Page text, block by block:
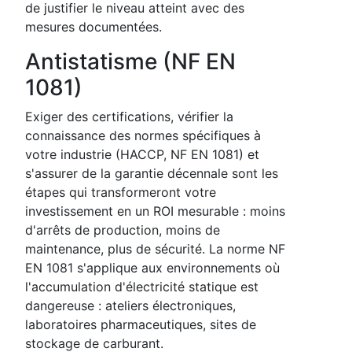
de justifier le niveau atteint avec des
mesures documentées.
Antistatisme (NF EN
1081)
Exiger des certifications, vérifier la
connaissance des normes spécifiques à
votre industrie (HACCP, NF EN 1081) et
s'assurer de la garantie décennale sont les
étapes qui transformeront votre
investissement en un ROI mesurable : moins
d'arrêts de production, moins de
maintenance, plus de sécurité. La norme NF
EN 1081 s'applique aux environnements où
l'accumulation d'électricité statique est
dangereuse : ateliers électroniques,
laboratoires pharmaceutiques, sites de
stockage de carburant.